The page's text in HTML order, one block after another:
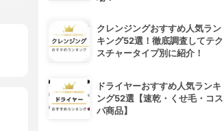
クレンジングおすすめ人気ラン
キング52選！徹底調査してテク
スチャータイプ別に紹介！
ドライヤーおすすめ人気ランキ
ング52選【速乾・くせ毛・コス
パ商品】